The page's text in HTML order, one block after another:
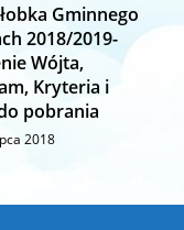
Gminnego
2018/2019-
Wójta,
Kryteria i
pobrania
2018